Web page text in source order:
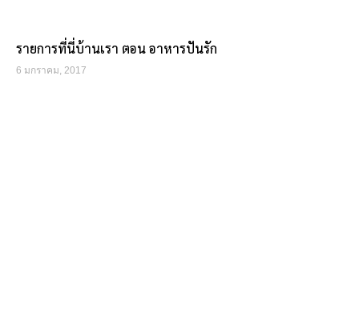
รายการที่นี่บ้านเรา ตอน อาหารปันรัก
6 มกราคม, 2017